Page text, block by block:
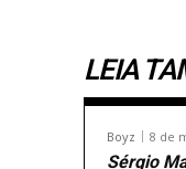
LEIA
Boyz 8 de
Sérgio